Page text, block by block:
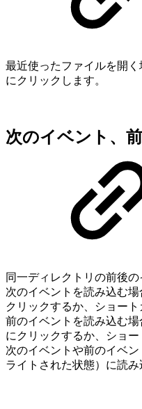
最近使ったファイルを開
にクリックします。
次のイベント、
同一ディレクトリの前後
次のイベントを読み込む
クリックするか、ショート
前のイベントを読み込む
にクリックするか、ショー
次のイベントや前のイベ
ライトされた状態）に読み